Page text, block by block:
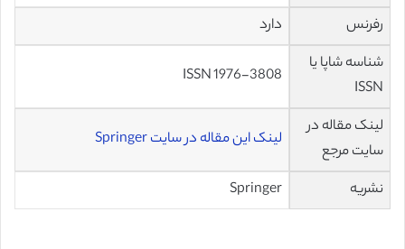
رفرنس
دارد
شناسه شاپا یا
ISSN
ISSN 1976-3808
لینک مقاله در
سایت مرجع
لینک این مقاله در سایت Springer
نشریه Springer